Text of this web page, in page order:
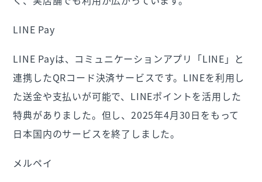
LINE Pay
LINE Payは、コミュニケーションアプリ「LINE」と
連携したQRコード決済サービスです。LINEを利用し
た送金や支払いが可能で、LINEポイントを活用した
特典がありました。但し、2025年4月30日をもって
日本国内のサービスを終了しました。
メルペイ